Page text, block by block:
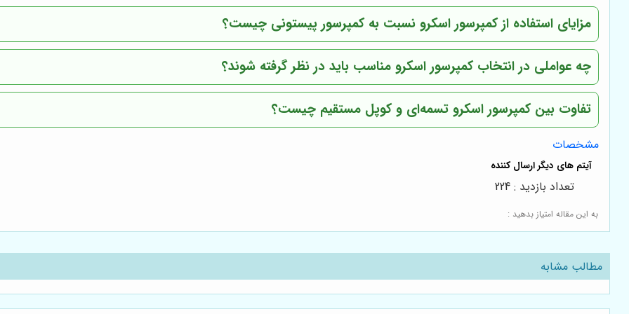
مزایای استفاده از کمپرسور اسکرو نسبت به کمپرسور پیستونی چیست؟
چه عواملی در انتخاب کمپرسور اسکرو مناسب باید در نظر گرفته شوند؟
تفاوت بین کمپرسور اسکرو تسمه‌ای و کوپل مستقیم چیست؟
مشخصات
به این مقاله امتیاز بدهید :
تعداد بازدید : 224
مطالب مشابه